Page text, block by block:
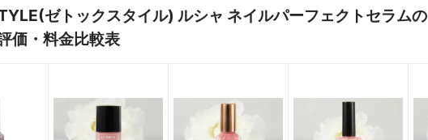
ゼトックスタイル) ルシャ ネイルパーフェクトセラムの
価・料金比較表